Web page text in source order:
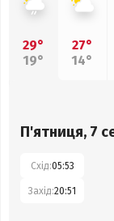
29°
19°
27°
14°
П'ятниця, 7
Схід:05:53
Захід:20:51